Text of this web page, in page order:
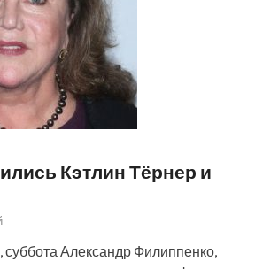
Кэтлин Тёрнер и
суббота Александр Филиппенко,